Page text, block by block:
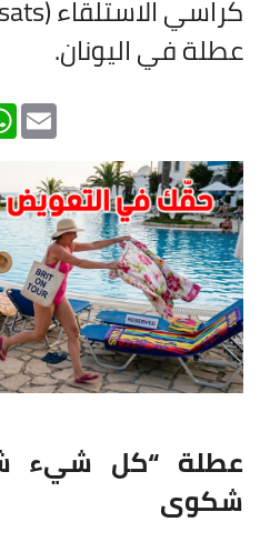
عطلة في اليونان.
Email
عطلة “كل شيء
شكوى